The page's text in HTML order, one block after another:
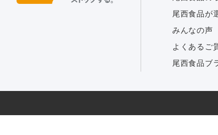
尾西食品が
みんなの声
よくあるご
尾西食品ブ